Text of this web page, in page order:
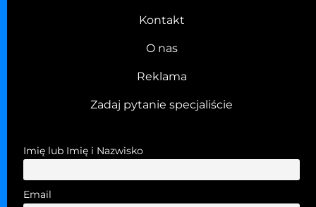
Kontakt
O nas
Reklama
Zadaj pytanie specjaliście
Imię lub Imię i Nazwisko
Email